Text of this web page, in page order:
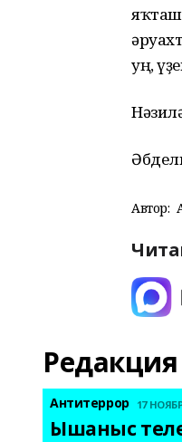
уң,
Автор:
Антитеррор 17
Ышаныс